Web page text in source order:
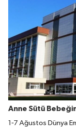
Anne Sütü
1-7 Ağustos Dünya